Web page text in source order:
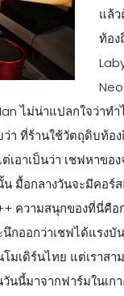
แล้
ท้อง
ไม่น่าแปลกใจว่าท
า ที่ร้านใช้วัตถุดิบท้อ
อาเป็นว่า เชฟหาขอ
มื้อกลางวันจะมีคอร์
ความสนุกของที่นี่คือ
กออกว่าเชฟได้แรง
เดิร์นไทย แต่เราสา
นนี้มาจากฟาร์มในเ